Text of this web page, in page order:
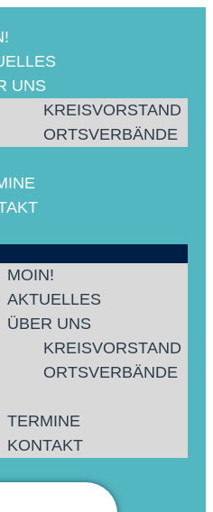
UNS
KREISVORSTAND
ORTSVERBÄNDE
MOIN!
AKTUELLES
ÜBER UNS
KREISVORSTAND
ORTSVERBÄNDE
TERMINE
KONTAKT